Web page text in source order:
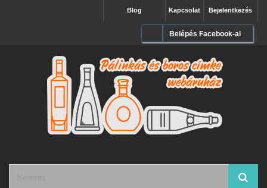
Bejelentkezés
Kapcsolat
Blog
Belépés Facebook-al